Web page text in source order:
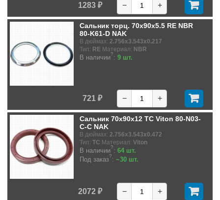
1283 ₽ − +
Сальник торц. 70x90x5.5 RE NBR
80-K61-D NAK
В дюймах: 2.756x3.543x0.217
Тип: RE Материал: NBR
В наличии?: 9 шт.
721 ₽ − +
Сальник 70x90x12 TC Viton 80-N03-
C-C NAK
В дюймах: 2.756x3.543x0.472
Тип: TC Материал: Viton
В наличии?: 64 шт.
Под заказ?: ~30 шт.
2072 ₽ − +